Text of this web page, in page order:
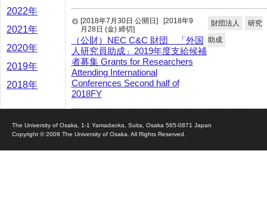
2022年
2021年
2020年
2019年
2018年
[2018年7月30日 公開日]
[2018年9
月28日 (金) 締切]
（公財）NEC C&C 財団 「外国
人研究員助成」2019年度支給候補
者募集 Grants for Researchers
Attending International
Conferences Second half of
2018FY
財団法人
研究
助成
The University of Osaka, 1-1 Yamadaoka, Suita, Osaka 565-0871 Japan
Copyright © 2009 The University of Osaka. All Rights Reserved.